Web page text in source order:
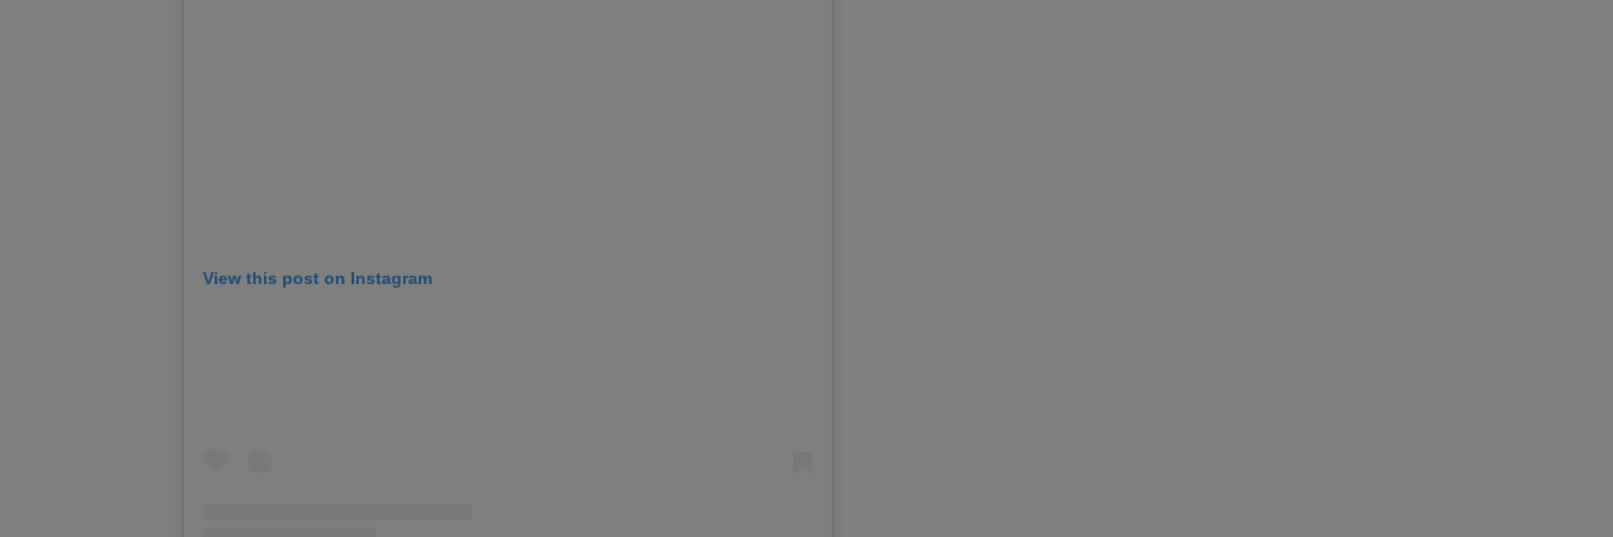
View this post on Instagram